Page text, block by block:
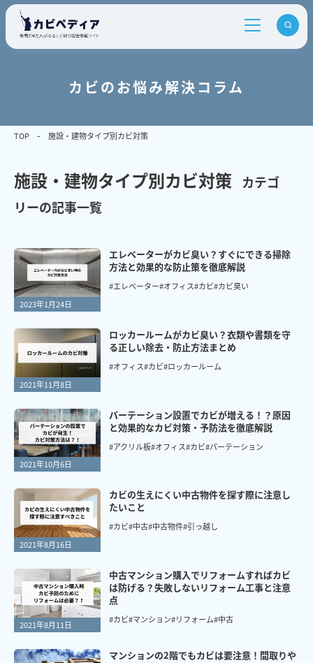
カビのお悩み解決コラム
TOP 施設・建物タイプ別カビ対策
施設・建物タイプ別カビ対策
カテゴ
リーの記事一覧
2023年1月24日
エレベーターがカビ臭い？すぐにできる掃除
方法と効果的な防止策を徹底解説
#エレベーター#オフィス#カビ#カビ臭い
2021年11月8日
ロッカールームがカビ臭い？衣類や書類を守
る正しい除去・防止方法まとめ
#オフィス#カビ#ロッカールーム
2021年10月6日
パーテーション設置でカビが増える！？原因
と効果的なカビ対策・予防法を徹底解説
#アクリル板#オフィス#カビ#パーテーション
2021年8月16日
カビの生えにくい中古物件を探す際に注意し
たいこと
#カビ#中古#中古物件#引っ越し
2021年8月11日
中古マンション購入でリフォームすればカビ
は防げる？失敗しないリフォーム工事と注意
点
#カビ#マンション#リフォーム#中古
マンションの2階でもカビは要注意！間取りや